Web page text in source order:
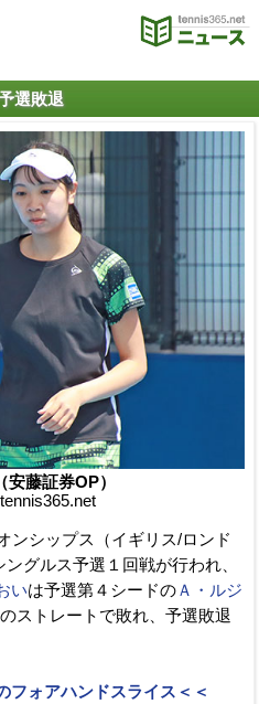
選敗退
藤証券OP）
ンシップス（イギリス/ロンド
グルス予選１回戦が行われ、
いは予選第４シードのＡ・ルジ
ストレートで敗れ、予選敗退
フォアハンドスライス＜＜